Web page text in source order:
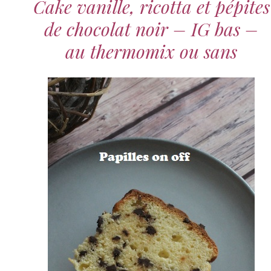
Cake vanille, ricotta et pépites
de chocolat noir – IG bas –
au thermomix ou sans